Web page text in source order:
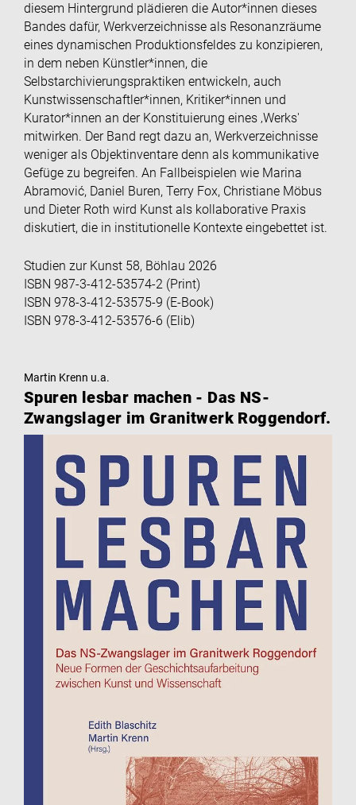
diesem Hintergrund plädieren die Autor*innen dieses
Bandes dafür, Werkverzeichnisse als Resonanzräume
eines dynamischen Produktionsfeldes zu konzipieren,
in dem neben Künstler*innen, die
Selbstarchivierungspraktiken entwickeln, auch
Kunstwissenschaftler*innen, Kritiker*innen und
Kurator*innen an der Konstituierung eines ‚Werks'
mitwirken. Der Band regt dazu an, Werkverzeichnisse
weniger als Objektinventare denn als kommunikative
Gefüge zu begreifen. An Fallbeispielen wie Marina
Abramović, Daniel Buren, Terry Fox, Christiane Möbus
und Dieter Roth wird Kunst als kollaborative Praxis
diskutiert, die in institutionelle Kontexte eingebettet ist.
Studien zur Kunst 58, Böhlau 2026
ISBN 987-3-412-53574-2 (Print)
ISBN 978-3-412-53575-9 (E-Book)
ISBN 978-3-412-53576-6 (Elib)
Martin Krenn u.a.
Spuren lesbar machen - Das NS-
Zwangslager im Granitwerk Roggendorf.